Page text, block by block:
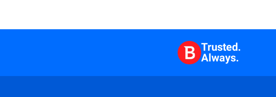
Trusted.
Always.